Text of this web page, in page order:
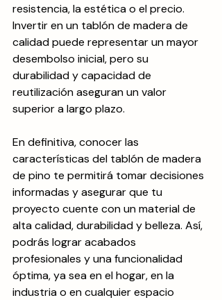
resistencia, la estética o el precio.
Invertir en un tablón de madera de
calidad puede representar un mayor
desembolso inicial, pero su
durabilidad y capacidad de
reutilización aseguran un valor
superior a largo plazo.
En definitiva, conocer las
características del tablón de madera
de pino te permitirá tomar decisiones
informadas y asegurar que tu
proyecto cuente con un material de
alta calidad, durabilidad y belleza. Así,
podrás lograr acabados
profesionales y una funcionalidad
óptima, ya sea en el hogar, en la
industria o en cualquier espacio